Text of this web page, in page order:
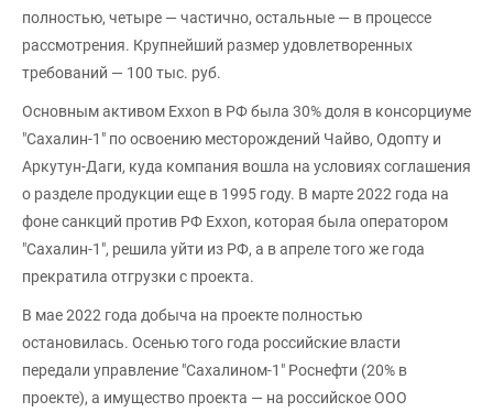
полностью, четыре — частично, остальные — в процессе
рассмотрения. Крупнейший размер удовлетворенных
требований — 100 тыс. руб.
Основным активом Exxon в РФ была 30% доля в консорциуме
"Сахалин-1" по освоению месторождений Чайво, Одопту и
Аркутун-Даги, куда компания вошла на условиях соглашения
о разделе продукции еще в 1995 году. В марте 2022 года на
фоне санкций против РФ Exxon, которая была оператором
"Сахалин-1", решила уйти из РФ, а в апреле того же года
прекратила отгрузки с проекта.
В мае 2022 года добыча на проекте полностью
остановилась. Осенью того года российские власти
передали управление "Сахалином-1" Роснефти (20% в
проекте), а имущество проекта — на российское ООО